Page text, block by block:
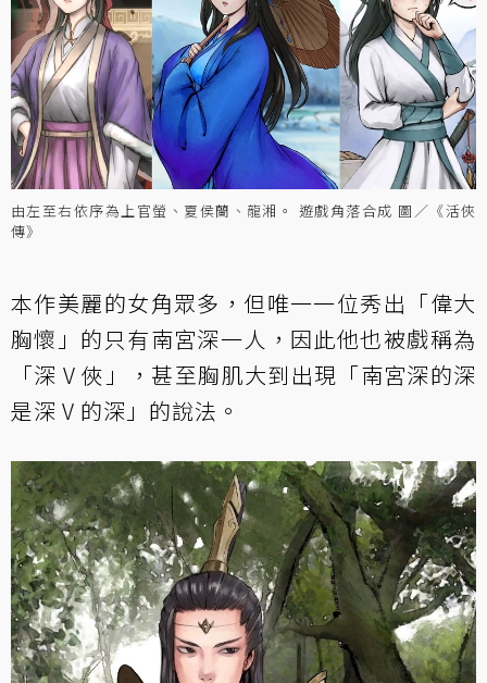
由左至右依序為上官螢、夏侯蘭、龍湘。 遊戲角落合成 圖／《活俠
傳》
本作美麗的女角眾多，但唯一一位秀出「偉大
胸懷」的只有南宮深一人，因此他也被戲稱為
「深 V 俠」，甚至胸肌大到出現「南宮深的深
是深 V 的深」的說法。